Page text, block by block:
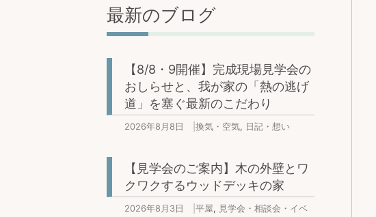
最新のブログ
【8/8・9開催】完成現場見学会の
おしらせと、我が家の「熱の逃げ
道」を塞ぐ最新のこだわり
2026年8月8日 換気・空気, 日記・想い
【見学会のご案内】木の外壁とワ
クワクするウッドデッキの家
2026年8月3日 平屋, 見学会・相談会・イベ